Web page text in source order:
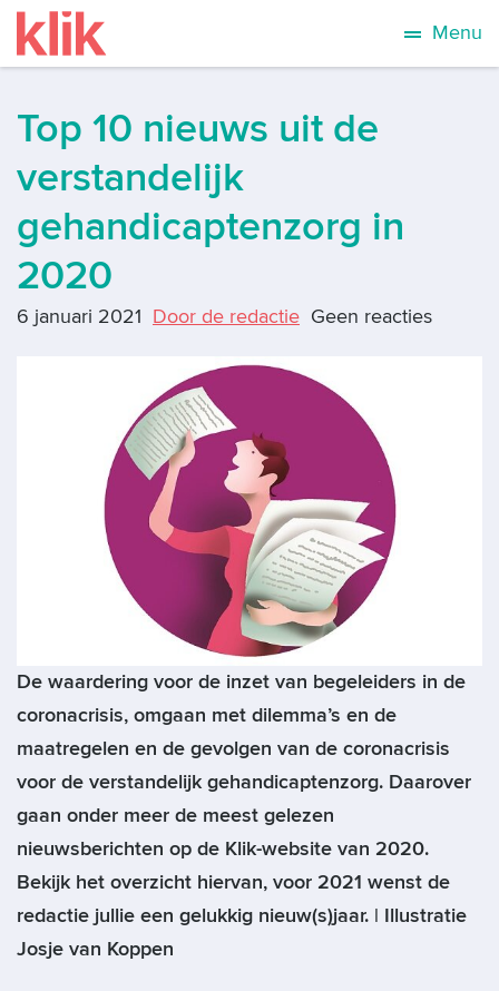
Menu
Top 10 nieuws uit de
verstandelijk
gehandicaptenzorg in
2020
6 januari 2021 Door de redactie Geen reacties
De waardering voor de inzet van begeleiders in de
coronacrisis, omgaan met dilemma’s en de
maatregelen en de gevolgen van de coronacrisis
voor de verstandelijk gehandicaptenzorg. Daarover
gaan onder meer de meest gelezen
nieuwsberichten op de Klik-website van 2020.
Bekijk het overzicht hiervan, voor 2021 wenst de
redactie jullie een gelukkig nieuw(s)jaar. | Illustratie
Josje van Koppen